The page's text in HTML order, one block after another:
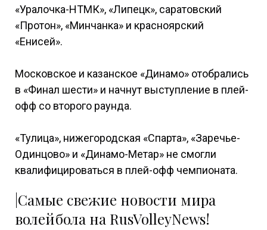
«Уралочка-НТМК», «Липецк», саратовский
«Протон», «Минчанка» и красноярский
«Енисей».
Московское и казанское «Динамо» отобрались
в «Финал шести» и начнут выступление в плей-
офф со второго раунда.
«Тулица», нижегородская «Спарта», «Заречье-
Одинцово» и «Динамо-Метар» не смогли
квалифицироваться в плей-офф чемпионата.
|Самые свежие новости мира
волейбола на RusVolleyNews!